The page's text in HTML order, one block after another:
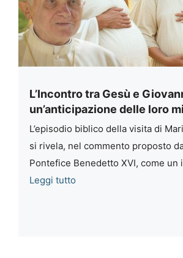
L’Incontro tra Gesù e
un’anticipazione delle loro
L’episodio biblico della visita di
si rivela, nel commento proposto
Pontefice Benedetto XVI, come un
Leggi tutto